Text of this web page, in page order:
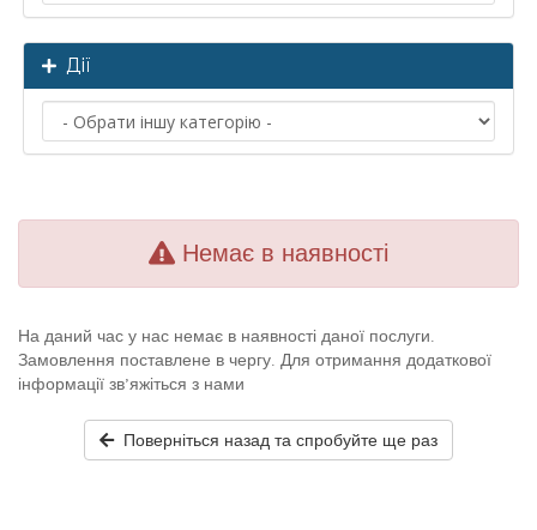
Дії
Немає в наявності
На даний час у нас немає в наявності даної послуги.
Замовлення поставлене в чергу. Для отримання додаткової
інформації зв’яжіться з нами
Поверніться назад та спробуйте ще раз